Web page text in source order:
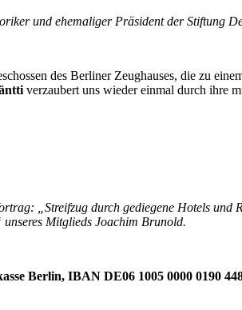
und ehemaliger Präsident der Stiftung
des Berliner Zeughauses, die zu
verzaubert uns wieder einmal durch ihre
„Streifzug durch gediegene Hotels und
Mitglieds Joachim Brunold.
Berlin, IBAN DE06 1005 0000 0190